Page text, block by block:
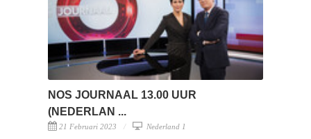
NOS JOURNAAL 13.00 UUR
(NEDERLAN ...
21 Februari 2023 Nederland 1